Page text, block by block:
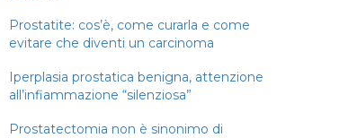
Prostatite: cos’è, come curarla e come
evitare che diventi un carcinoma
Iperplasia prostatica benigna, attenzione
all’infiammazione “silenziosa”
Prostatectomia non è sinonimo di